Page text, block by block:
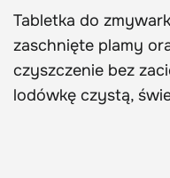
Tabletka do
zaschnięte plamy
czyszczenie bez
lodówkę czystą,